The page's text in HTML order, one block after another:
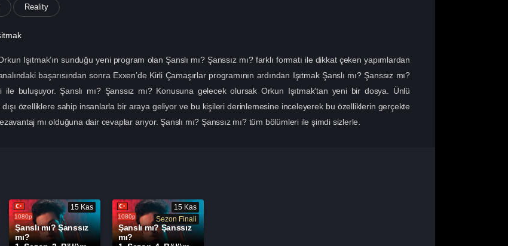
Reality
Işıtmak’ın sunduğu yeni program olan Şanslı mı? Şanssız mı? farklı formatı ile dikkat çeken yapımlardan
başarısından sonra Exxen’de Kirli Çamaşırlar programının ardından Işıtmak Şanslı mı? Şanssız mı?
ile buluşuyor. Şanslı mı? Şanssız mı? Konusuna gelecek olursak Orkun Işıtmak'tan yeni bir dosya. Ünlü
dışı özelliklere sahip insanlarla bir araya geliyor ve bu kişileri derinlemesine inceleyerek bu özelliklerin gerçekte
mı olduğuna dair cevaplar arıyor. Şanslı mı? Şanssız mı? tüm bölümleri ile şimdi sizlerle.
1080p
15 Kas
Şanslı mı? Şanssız
mı?
1080p Sezon Finali
15 Kas
Şanslı mı? Şanssız
mı?